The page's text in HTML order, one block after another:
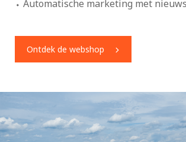
Automatische marketing met
Ontdek de webshop